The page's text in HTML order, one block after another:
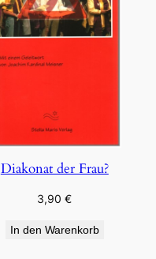
Diakonat der Frau?
3,90€
In den Warenkorb